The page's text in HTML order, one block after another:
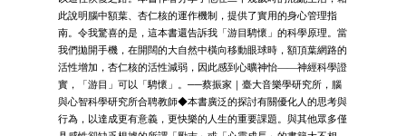
此說明腦中額葉、杏仁核的運作機制，提供了實用的身心管理指
南。令我驚喜的是，這本書還告訴我「游目騁懷」的科學原理。當
我們拋開手機，在開闊的大自然中橫向移動眼球時，額頂葉網路的
活性增加，杏仁核的活性減弱，因此感到心曠神怡——神經科學證
實，「游目」可以「騁懷」。──蔡振家｜臺大音樂學研究所，腦
與心智科學研究所合聘教師◆本書廣泛的探討有關優化人的思考與
行為，以達成更有意義，更快樂的人生的重要課題。與其他眾多僅